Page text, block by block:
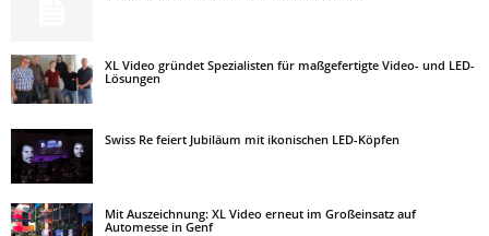
XL Video gründet Spezialisten für maßgefertigte Video- und LED-
Lösungen
Swiss Re feiert Jubiläum mit ikonischen LED-Köpfen
Mit Auszeichnung: XL Video erneut im Großeinsatz auf
Automesse in Genf